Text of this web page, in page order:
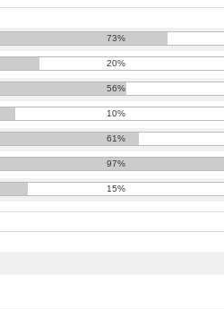
73%
20%
56%
10%
61%
97%
15%